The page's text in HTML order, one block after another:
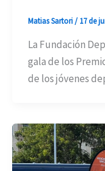
Matias Sartori/ 17 de
La Fundación
gala de los
de los jóvenes